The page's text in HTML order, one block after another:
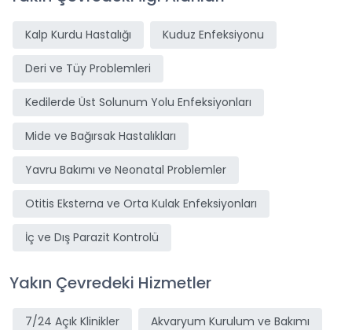
Kalp Kurdu Hastalığı Kuduz Enfeksiyonu
Deri ve Tüy Problemleri
Kedilerde Üst Solunum Yolu Enfeksiyonları
Mide ve Bağırsak Hastalıkları
Yavru Bakımı ve Neonatal Problemler
Otitis Eksterna ve Orta Kulak Enfeksiyonları
İç ve Dış Parazit Kontrolü
Yakın Çevredeki Hizmetler
7/24 Açık Klinikler Akvaryum Kurulum ve Bakımı